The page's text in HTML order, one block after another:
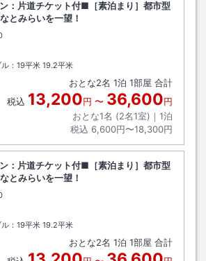
：片道チケット付■［素泊まり］都市型
とみらいを一望！
クアウト
ル：19平米 19.2平米
おとな2名 1泊 1部屋 合計
税込 13,200円 〜 36,600円
おとな1名 (2名1室)｜ 1泊
税込 6,600円〜18,300円
：片道チケット付■［素泊まり］都市型
とみらいを一望！
クアウト
ル：19平米 19.2平米
おとな2名 1泊 1部屋 合計